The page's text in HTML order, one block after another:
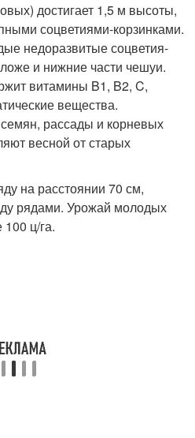
достигает 1,5 м высоты,
соцветиями-корзинками.
недоразвитые соцветия-
и нижние части чешуи.
витамины B1, B2, C,
вещества.
рассады и корневых
весной от старых
на расстоянии 70 см,
рядами. Урожай молодых
100 ц/га.